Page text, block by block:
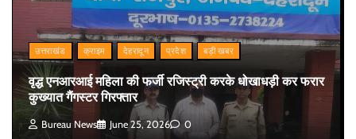
उत्तराखंड क्राइम देहरादून प्रदेश बड़ी खबर
वृद्ध एनआरआई महिला की फर्जी रजिस्ट्री करके धोखाधड़ी कर फरार
कुख्यात गैंगस्टर गिरफ्तार
Bureau News June 25, 2026 0